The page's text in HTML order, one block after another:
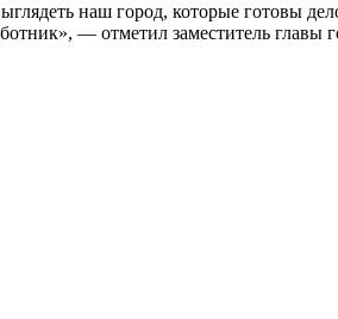
наш город, которые готовы
— отметил заместитель главы